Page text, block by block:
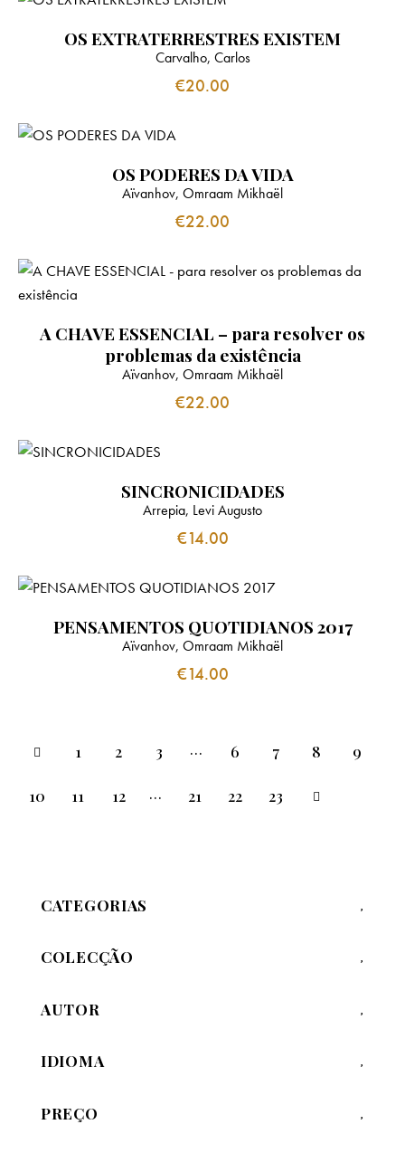
OS EXTRATERRESTRES EXISTEM
Carvalho, Carlos
€20.00
OS PODERES DA VIDA
Aïvanhov, Omraam Mikhaël
€22.00
A CHAVE ESSENCIAL – para resolver os
problemas da existência
Aïvanhov, Omraam Mikhaël
€22.00
SINCRONICIDADES
Arrepia, Levi Augusto
€14.00
PENSAMENTOS QUOTIDIANOS 2017
Aïvanhov, Omraam Mikhaël
€14.00
1 2 3 … 6 7 8 9
10 11 12 … 21 22 23
→
CATEGORIAS
COLECÇÃO
AUTOR
IDIOMA
PREÇO